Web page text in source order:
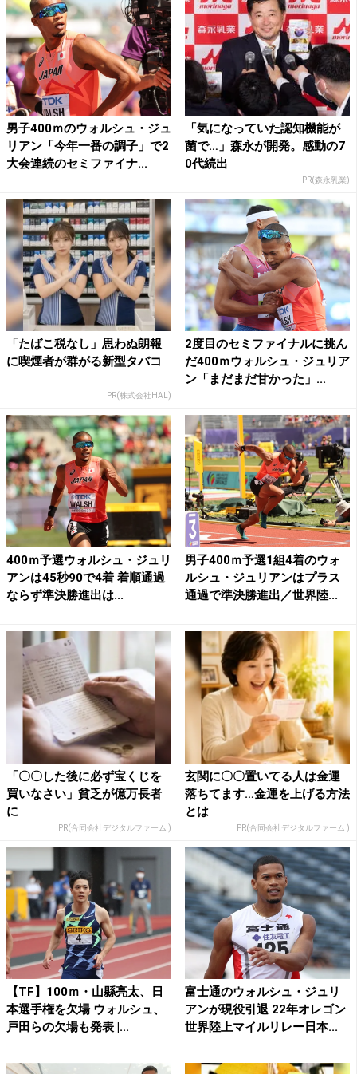
男子400ｍのウォルシュ・ジュ
リアン「今年一番の調子」で2
大会連続のセミファイナ...
「気になっていた認知機能が
菌で…」森永が開発。感動の7
0代続出
PR(森永乳業)
「たばこ税なし」思わぬ朗報
に喫煙者が群がる新型タバコ
PR(株式会社HAL)
2度目のセミファイナルに挑ん
だ400ｍウォルシュ・ジュリア
ン「まだまだ甘かった」...
400ｍ予選ウォルシュ・ジュリ
アンは45秒90で4着 着順通過
ならず準決勝進出は...
男子400ｍ予選1組4着のウォ
ルシュ・ジュリアンはプラス
通過で準決勝進出／世界陸...
「〇〇した後に必ず宝くじを
買いなさい」貧乏が億万長者
に
PR(合同会社デジタルファーム )
玄関に〇〇置いてる人は金運
落ちてます…金運を上げる方法
とは
PR(合同会社デジタルファーム )
【TF】100ｍ・山縣亮太、日
本選手権を欠場 ウォルシュ、
戸田らの欠場も発表 |...
富士通のウォルシュ・ジュリ
アンが現役引退 22年オレゴン
世界陸上マイルリレー日本...